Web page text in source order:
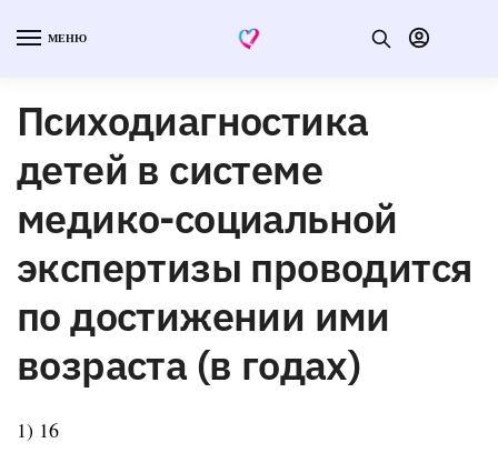
МЕНЮ
Психодиагностика
детей в системе
медико-социальной
экспертизы проводится
по достижении ими
возраста (в годах)
1) 16